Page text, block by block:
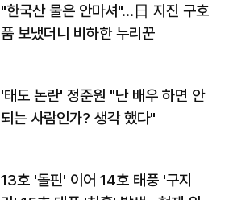
"한국산 물은 안마셔"…日 지진 구호
품 보냈더니 비하한 누리꾼
'태도 논란' 정준원 "난 배우 하면 안
되는 사람인가? 생각 했다"
13호 '돌핀' 이어 14호 태풍 '구지